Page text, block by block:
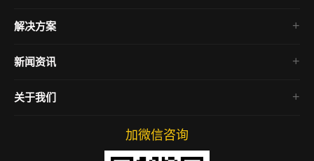
企业官网
房产网站
解决方案
新闻资讯
SEO教程
关于我们
加微信咨询